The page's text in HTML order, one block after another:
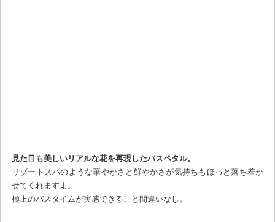
見た目も美しいリアルな花を再現したバスペタル。
リゾートスパのような華やかさと鮮やかさが気持ちもほっと落ち着か
せてくれますよ。
極上のバスタイムが実感できること間違いなし。